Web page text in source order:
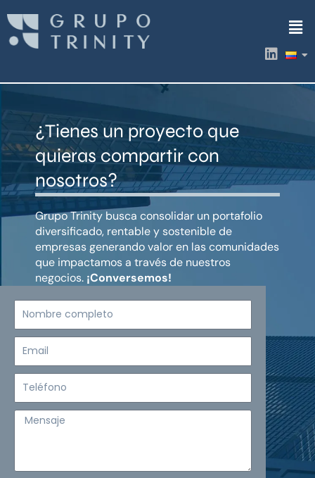
contenido
L
i
k
i
¿Tienes un proyecto que
quieras compartir con
nosotros?
Grupo Trinity busca consolidar un portafolio
diversificado, rentable y sostenible de
empresas generando valor en las comunidades
que impactamos a través de nuestros
negocios. ¡Conversemos!
Mensaje